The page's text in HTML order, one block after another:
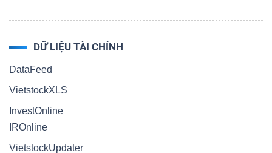
DỮ LIỆU TÀI CHÍNH
DataFeed
VietstockXLS
InvestOnline
IROnline
VietstockUpdater